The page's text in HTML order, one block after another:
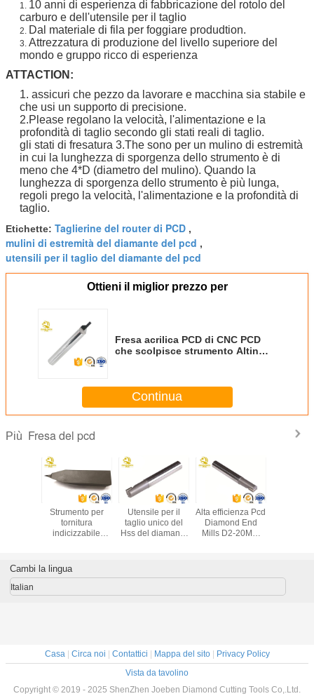
1. 10 anni di esperienza di fabbricazione del rotolo del
carburo e dell'utensile per il taglio
2. Dal materiale di fila per foggiare produdtion.
3. Attrezzatura di produzione del livello superiore del
mondo e gruppo ricco di esperienza
ATTACTION:
1. assicuri che pezzo da lavorare e macchina sia stabile e
che usi un supporto di precisione.
2.Please regolano la velocità, l'alimentazione e la
profondità di taglio secondo gli stati reali di taglio.
gli stati di fresatura 3.The sono per un mulino di estremità
in cui la lunghezza di sporgenza dello strumento è di
meno che 4*D (diametro del mulino). Quando la
lunghezza di sporgenza dello strumento è più lunga,
regoli prego la velocità, l'alimentazione e la profondità di
taglio.
Etichette: Taglierine del router di PCD ,
mulini di estremità del diamante del pcd ,
utensili per il taglio del diamante del pcd
Ottieni il miglior prezzo per
Fresa acrilica PCD di CNC PCD
che scolpisce strumento Altin
Continua
Più Fresa del pcd
PCD
Strumento per
tornitura
indicizzabile
diamante di Pcd
CNC
Utensile per il
taglio unico del
Hss del diamante
Alta efficienza Pcd
Diamond End
Mills D2-20MM
Cambi la lingua
Italian
Casa | Circa noi | Contattici | Mappa del sito| Privacy Policy
Vista da tavolino
Copyright © 2019 - 2025 ShenZhen Joeben Diamond Cutting Tools Co,.Ltd.